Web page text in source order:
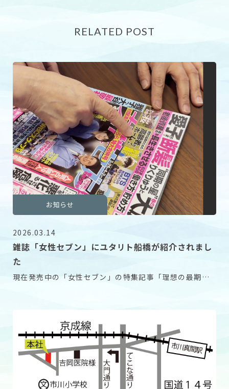
RELATED POST
お知らせ
2026.03.14
雑誌「女性セブン」にユタリト船橋が紹介されまし
た
現在発売中の「女性セブン」の特集記事「理想の最期の